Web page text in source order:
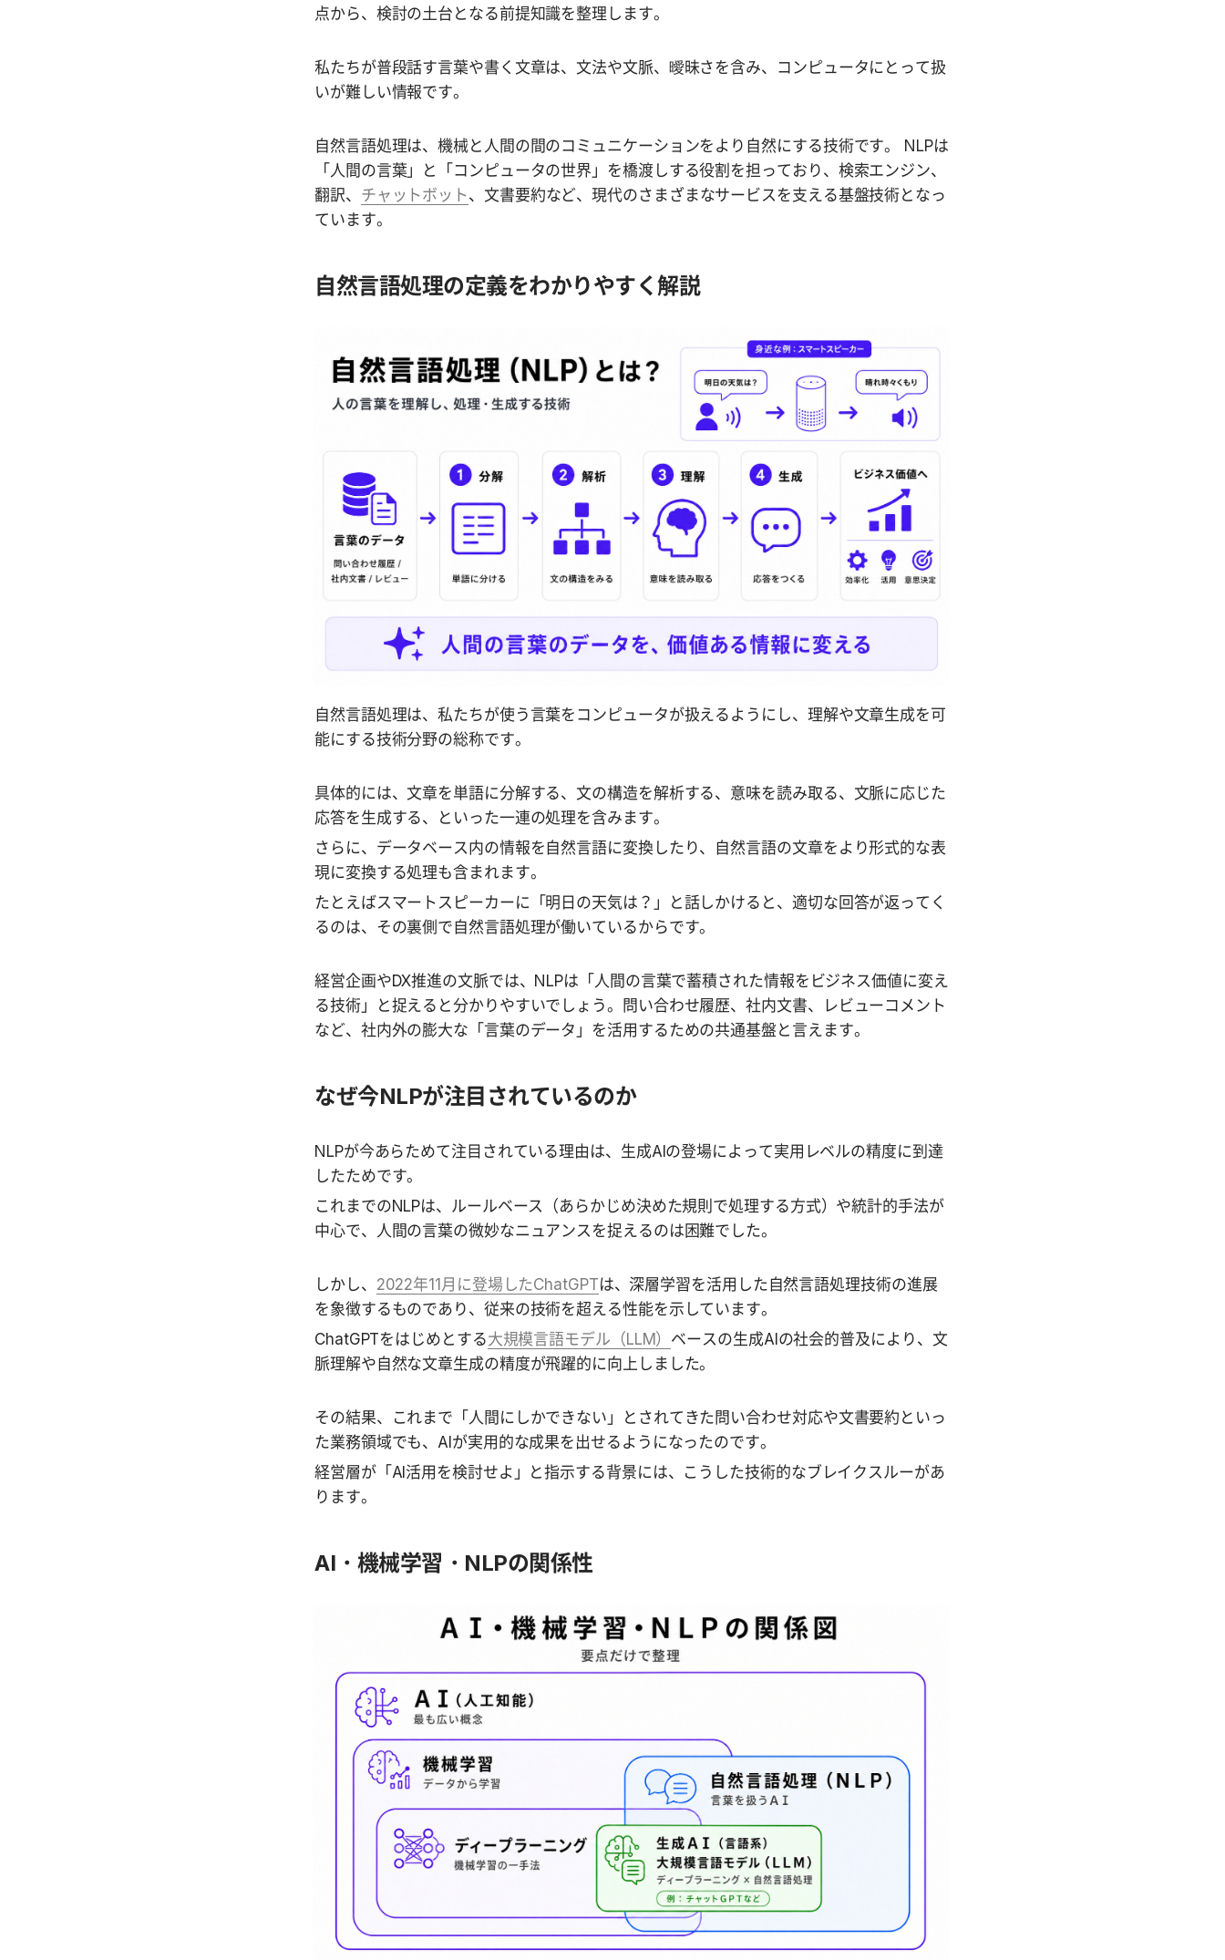
点から、検討の土台となる前提知識を整理します。
私たちが普段話す言葉や書く文章は、文法や文脈、曖昧さを含み、コンピュータにとって扱
いが難しい情報です。
自然言語処理は、機械と人間の間のコミュニケーションをより自然にする技術です。 NLPは
「人間の言葉」と「コンピュータの世界」を橋渡しする役割を担っており、検索エンジン、
翻訳、 チャットボット、文書要約など、現代のさまざまなサービスを支える基盤技術となっ
ています。
自然言語処理の定義をわかりやすく解説
自然言語処理は、私たちが使う言葉をコンピュータが扱えるようにし、理解や文章生成を可
能にする技術分野の総称です。
具体的には、文章を単語に分解する、文の構造を解析する、意味を読み取る、文脈に応じた
応答を生成する、といった一連の処理を含みます。
さらに、データベース内の情報を自然言語に変換したり、自然言語の文章をより形式的な表
現に変換する処理も含まれます。
たとえばスマートスピーカーに「明日の天気は？」と話しかけると、適切な回答が返ってく
るのは、その裏側で自然言語処理が働いているからです。
経営企画やDX推進の文脈では、NLPは「人間の言葉で蓄積された情報をビジネス価値に変え
る技術」と捉えると分かりやすいでしょう。問い合わせ履歴、社内文書、レビューコメント
など、社内外の膨大な「言葉のデータ」を活用するための共通基盤と言えます。
なぜ今NLPが注目されているのか
NLPが今あらためて注目されている理由は、生成AIの登場によって実用レベルの精度に到達
したためです。
これまでのNLPは、ルールベース（あらかじめ決めた規則で処理する方式）や統計的手法が
中心で、人間の言葉の微妙なニュアンスを捉えるのは困難でした。
しかし、 2022年11月に登場したChatGPTは、深層学習を活用した自然言語処理技術の進展
を象徴するものであり、従来の技術を超える性能を示しています。
ChatGPTをはじめとする大規模言語モデル（LLM） ベースの生成AIの社会的普及により、文
脈理解や自然な文章生成の精度が飛躍的に向上しました。
その結果、これまで「人間にしかできない」とされてきた問い合わせ対応や文書要約といっ
た業務領域でも、AIが実用的な成果を出せるようになったのです。
経営層が「AI活用を検討せよ」と指示する背景には、こうした技術的なブレイクスルーがあ
ります。
AI・機械学習・NLPの関係性